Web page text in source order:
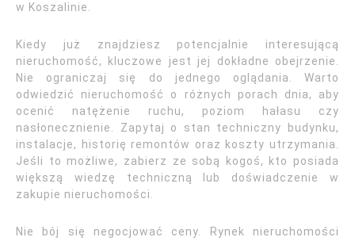
w Koszalinie.
Kiedy już znajdziesz potencjalnie interesującą
nieruchomość, kluczowe jest jej dokładne obejrzenie.
Nie ograniczaj się do jednego oglądania. Warto
odwiedzić nieruchomość o różnych porach dnia, aby
ocenić natężenie ruchu, poziom hałasu czy
nasłonecznienie. Zapytaj o stan techniczny budynku,
instalacje, historię remontów oraz koszty utrzymania.
Jeśli to możliwe, zabierz ze sobą kogoś, kto posiada
większą wiedzę techniczną lub doświadczenie w
zakupie nieruchomości.
Nie bój się negocjować ceny. Rynek nieruchomości